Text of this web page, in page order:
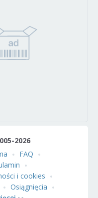
2026
FAQ
i cookies
Osiągnięcia